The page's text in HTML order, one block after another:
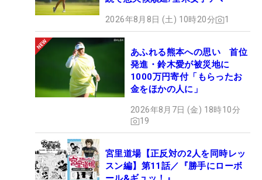
2026年8月8日 (土) 10時20分 1
あふれる熊本への思い 首位
発進・鈴木愛が被災地に
1000万円寄付「もらったお
金をほかの人に」
2026年8月7日 (金) 18時10分
19
宮里道場【正反対の2人を同時レッ
スン編】第11話／『勝手にローボ